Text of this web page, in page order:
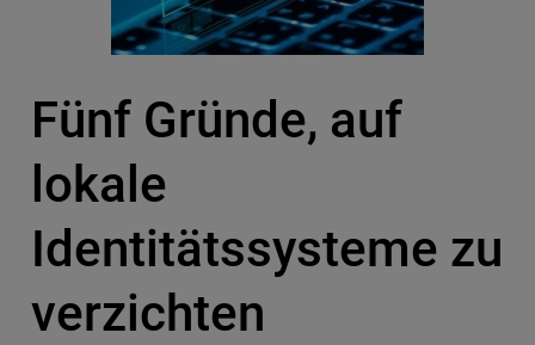
Fünf Gründe, auf
lokale
Identitätssysteme zu
verzichten